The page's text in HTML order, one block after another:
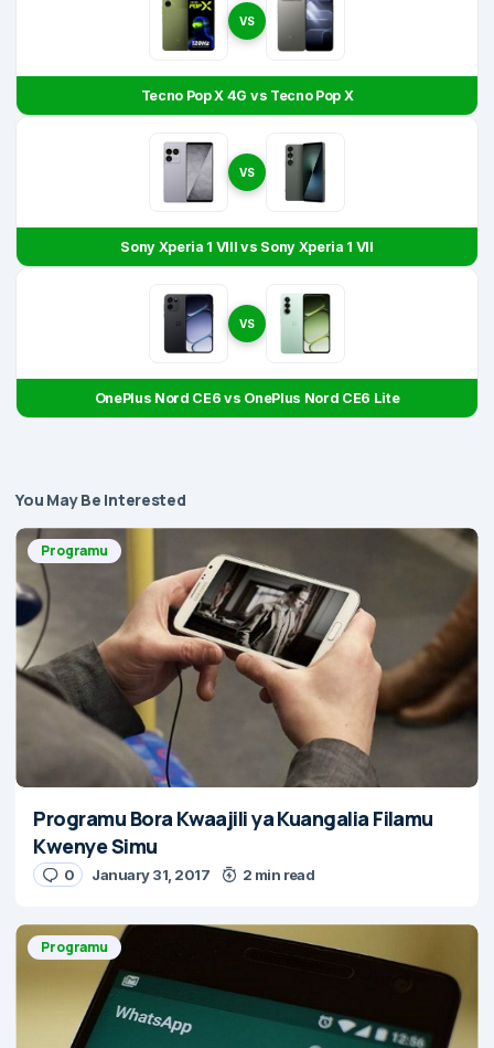
VS
Tecno Pop X 4G vs Tecno Pop X
VS
Sony Xperia 1 VIII vs Sony Xperia 1 VII
VS
OnePlus Nord CE6 vs OnePlus Nord CE6 Lite
You May Be Interested
Programu
Programu Bora Kwaajili ya Kuangalia Filamu
Kwenye Simu
0 January 31, 2017 2 min read
Programu